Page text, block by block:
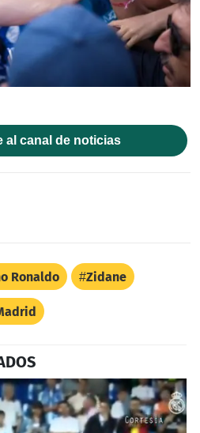
al canal de noticias
Ronaldo Zidane